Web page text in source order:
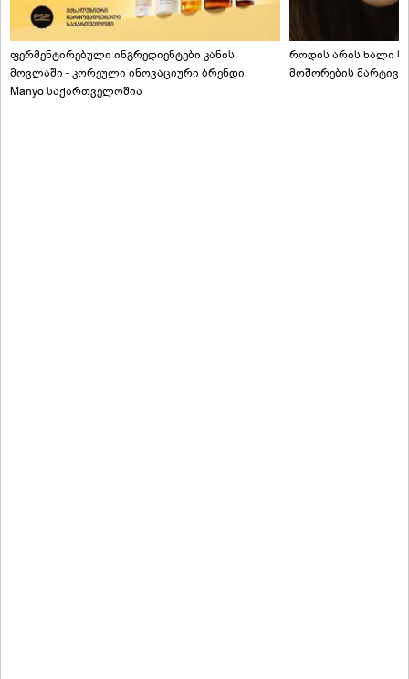
ფერმენტირებული ინგრედიენტები კანის
მოვლაში - კორეული ინოვაციური ბრენდი
Manyo საქართველოშია
როდის არის ხალი
მოშორების